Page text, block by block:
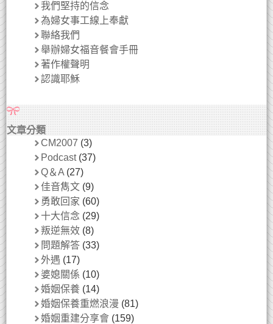
我們堅持的信念
為婦女事工線上奉獻
聯絡我們
舉辦婦女福音餐會手冊
著作權聲明
認識耶穌
文章分類
CM2007 (3)
Podcast(37)
Q＆A (27)
佳音雋文 (9)
勇敢回家 (60)
十大信念 (29)
叛逆無效 (8)
問題解答 (33)
外遇 (17)
婆媳關係 (10)
婚姻保養 (14)
婚姻保養重燃浪漫 (81)
婚姻重建分享會 (159)